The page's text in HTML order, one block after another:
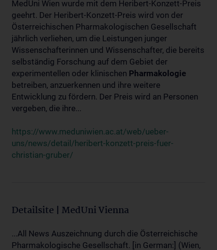
MedUni Wien wurde mit dem Heribert-Konzett-Preis
geehrt. Der Heribert-Konzett-Preis wird von der
Österreichischen Pharmakologischen Gesellschaft
jährlich verliehen, um die Leistungen junger
Wissenschafterinnen und Wissenschafter, die bereits
selbständig Forschung auf dem Gebiet der
experimentellen oder klinischen Pharmakologie
betreiben, anzuerkennen und ihre weitere
Entwicklung zu fördern. Der Preis wird an Personen
vergeben, die ihre...
https://www.meduniwien.ac.at/web/ueber-
uns/news/detail/heribert-konzett-preis-fuer-
christian-gruber/
Detailsite | MedUni Vienna
...All News Auszeichnung durch die Österreichische
Pharmakologische Gesellschaft. [in German:] (Wien,